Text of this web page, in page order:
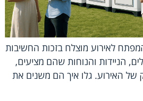
לאירוע מוצלח בזכות החשיבות
הניידות והנוחות שהם מציעים,
של האירוע. גלו איך הם משנים את